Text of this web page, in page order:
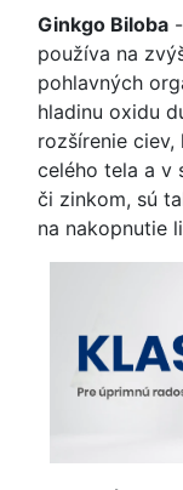
Ginkgo Biloba
používa na
pohlavných
hladinu oxidu
rozšírenie
celého tela a v
či zinkom, sú
na nakopnutie